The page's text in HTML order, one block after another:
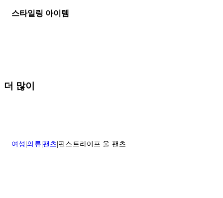
세일 기간에는 배송이 다소 지연될 수 있습니다. 궁금하신 점이 있거
나 도움이 필요하신 경우 고객센터로 문의해 주세요.
스타일링 아이템
더 많이
여성 의류 팬츠 핀스트라이프 울 팬츠